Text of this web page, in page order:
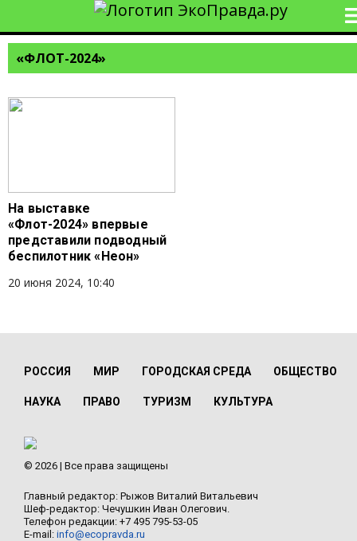
«ФЛОТ-2024»
На выставке
«Флот-2024» впервые
представили подводный
беспилотник «Неон»
20 июня 2024, 10:40
РОССИЯ МИР ГОРОДСКАЯ СРЕДА ОБЩЕСТВО
НАУКА ПРАВО ТУРИЗМ КУЛЬТУРА
© 2026 | Все права защищены
Главный редактор: Рыжов Виталий Витальевич
Шеф-редактор: Чечушкин Иван Олегович.
Телефон редакции: +7 495 795-53-05
E-mail: info@ecopravda.ru